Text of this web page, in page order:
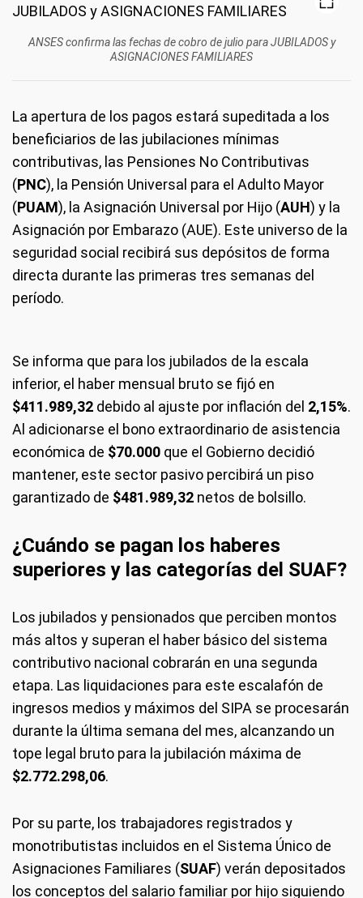
ANSES confirma las fechas de cobro de julio para JUBILADOS y
ASIGNACIONES FAMILIARES
La apertura de los pagos estará supeditada a los
beneficiarios de las jubilaciones mínimas
contributivas, las Pensiones No Contributivas
(PNC), la Pensión Universal para el Adulto Mayor
(PUAM), la Asignación Universal por Hijo (AUH) y la
Asignación por Embarazo (AUE). Este universo de la
seguridad social recibirá sus depósitos de forma
directa durante las primeras tres semanas del
período.
Se informa que para los jubilados de la escala
inferior, el haber mensual bruto se fijó en
$411.989,32 debido al ajuste por inflación del 2,15%.
Al adicionarse el bono extraordinario de asistencia
económica de $70.000 que el Gobierno decidió
mantener, este sector pasivo percibirá un piso
garantizado de $481.989,32 netos de bolsillo.
¿Cuándo se pagan los haberes
superiores y las categorías del SUAF?
Los jubilados y pensionados que perciben montos
más altos y superan el haber básico del sistema
contributivo nacional cobrarán en una segunda
etapa. Las liquidaciones para este escalafón de
ingresos medios y máximos del SIPA se procesarán
durante la última semana del mes, alcanzando un
tope legal bruto para la jubilación máxima de
$2.772.298,06.
Por su parte, los trabajadores registrados y
monotributistas incluidos en el Sistema Único de
Asignaciones Familiares (SUAF) verán depositados
los conceptos del salario familiar por hijo siguiendo